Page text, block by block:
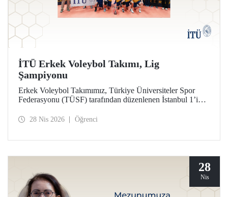
İTÜ Erkek Voleybol Takımı, Lig
Şampiyonu
Erkek Voleybol Takımımız, Türkiye Üniversiteler Spor
Federasyonu (TÜSF) tarafından düzenlenen İstanbul 1’inci
28 Nis 2026 Öğrenci
28
Nis